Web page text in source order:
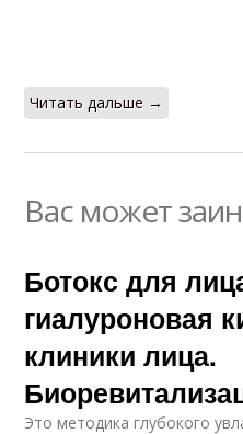
Читать дальше →
Вас может
Ботокс для
гиалуроновая
клиники лица.
Это методика глубокого